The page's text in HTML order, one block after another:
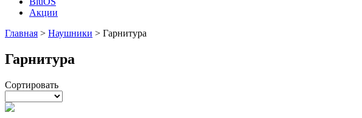
Акции
Главная > Наушники > Гарнитура
Гарнитура
Сортировать